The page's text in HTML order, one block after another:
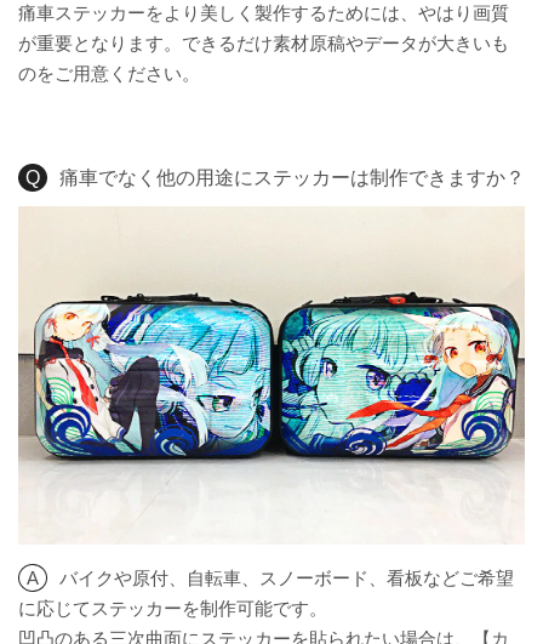
痛車ステッカーをより美しく製作するためには、やはり画質
が重要となります。できるだけ素材原稿やデータが大きいも
のをご用意ください。
痛車でなく他の用途にステッカーは制作できますか？
バイクや原付、自転車、スノーボード、看板などご希望
に応じてステッカーを制作可能です。
凹凸のある三次曲面にステッカーを貼られたい場合は、【カ